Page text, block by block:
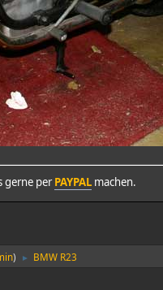
gerne perPAYPAL machen.
) ► BMW R23